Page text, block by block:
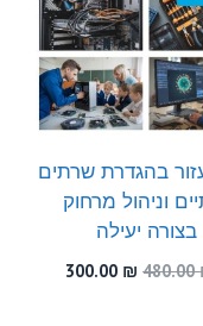
בהגדרת שרתים
וניהול מרחוק
בצורה יעילה
480.00 המחיר
300.00 ₪
המחיר